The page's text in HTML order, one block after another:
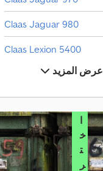
Claas Jaguar 980
Claas Lexion 5400
Claas Lexion 670
Claas Lexion 6800
Claas Lexion 740
Claas Lexion 770
عرض المزيد
م
ه
ت
م
ش
ر
ا
ا
خ
ت
ر